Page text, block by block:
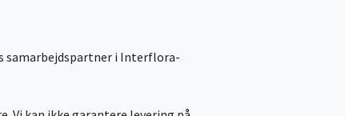
samarbejdspartner i Interflora-